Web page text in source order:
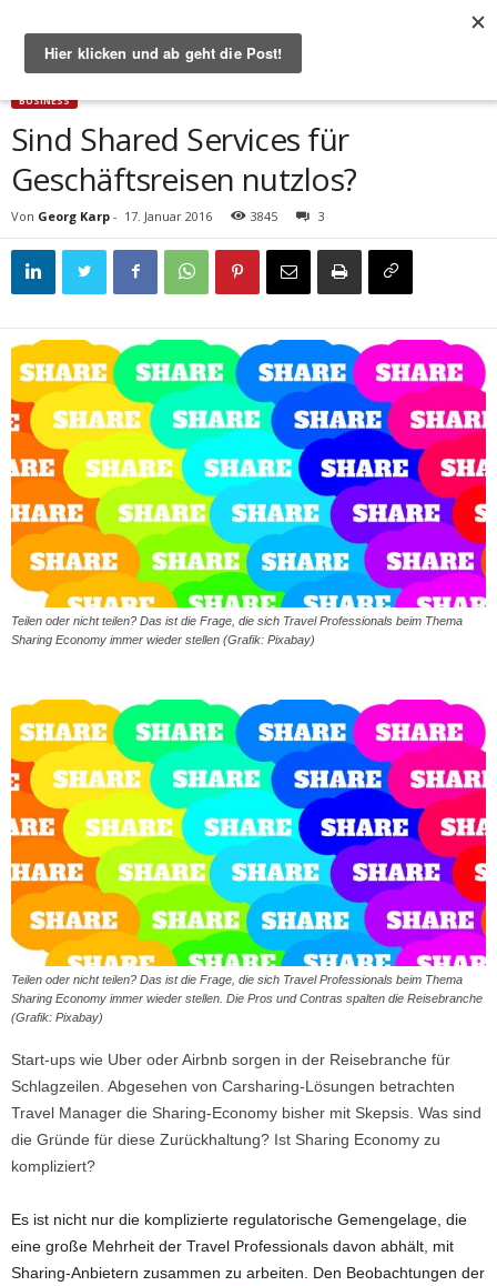
Start Business Sind Shared Services für Geschäftsreisen nutzlos?
BUSINESS
Sind Shared Services für
Geschäftsreisen nutzlos?
Von Georg Karp - 17. Januar 2016 3845 3
Teilen oder nicht teilen? Das ist die Frage, die sich Travel Professionals beim Thema
Sharing Economy immer wieder stellen (Grafik: Pixabay)
Teilen oder nicht teilen? Das ist die Frage, die sich Travel Professionals beim Thema
Sharing Economy immer wieder stellen. Die Pros und Contras spalten die Reisebranche
(Grafik: Pixabay)
Start-ups wie Uber oder Airbnb sorgen in der Reisebranche für
Schlagzeilen. Abgesehen von Carsharing-Lösungen betrachten
Travel Manager die Sharing-Economy bisher mit Skepsis. Was sind
die Gründe für diese Zurückhaltung? Ist Sharing Economy zu
kompliziert?
Es ist nicht nur ‎die komplizierte regulatorische Gemengelage, die
eine große Mehrheit der Travel Professionals davon abhält, mit
Sharing-Anbietern zusammen zu arbeiten. Den Beobachtungen der